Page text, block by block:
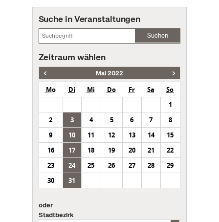
Suche in Veranstaltungen
Suchen
Zeitraum wählen
Mai 2022
Mo Di Mi Do Fr Sa
So
1
2
3 4 5 6 7
8
9
10 11 12 13 14
15
16
17 18 19 20 21
22
23
24 25 26 27 28
29
30
31
oder
Stadtbezirk